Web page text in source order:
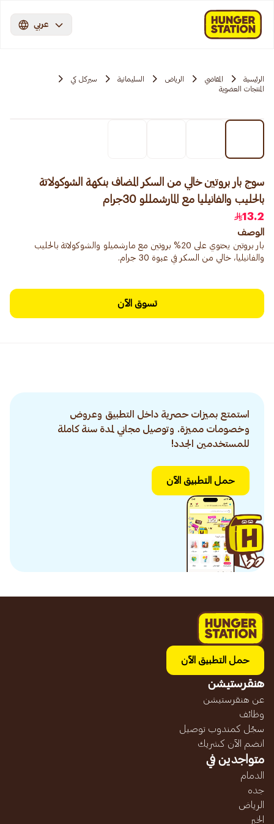
عربي
الرئيسية المقاضي الرياض السليمانية
سيركل كي
المنتجات العضوية
سوج بار بروتين خالي من السكر المضاف بنكهة الشوكولاتة
بالحليب والفانيليا مع المارشمللو 30جرام
13.2
الوصف
بار بروتين يحتوي على 20% بروتين مع مارشميلو والشوكولاتة بالحليب
والفانيليا، خالي من السكر في عبوة 30 جرام.
تسوق الآن
استمتع بميزات حصرية داخل التطبيق وعروض
وخصومات مميزة. وتوصيل مجاني لمدة سنة كاملة
للمستخدمين الجدد!
حمل التطبيق الآن
حمل التطبيق الآن
هنقرستيشن
عن هنقرستيشن
وظائف
سجّل كمندوب توصيل
انضم الآن كشريك
متواجدين في
الدمام
جده
الرياض
الخبر